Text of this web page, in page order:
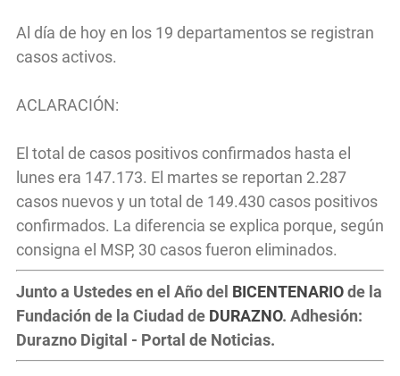
Al día de hoy en los 19 departamentos se registran
casos activos.
ACLARACIÓN:
El total de casos positivos confirmados hasta el
lunes era 147.173. El martes se reportan 2.287
casos nuevos y un total de 149.430 casos positivos
confirmados. La diferencia se explica porque, según
consigna el MSP, 30 casos fueron eliminados.
Junto a Ustedes en el Año del BICENTENARIOde la
Fundación de la Ciudad de DURAZNO. Adhesión:
Durazno Digital - Portal de Noticias.